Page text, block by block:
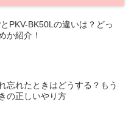
PKV-BK50Lの違いは？どっ
か紹介！
忘れたときはどうする？もう
の正しいやり方